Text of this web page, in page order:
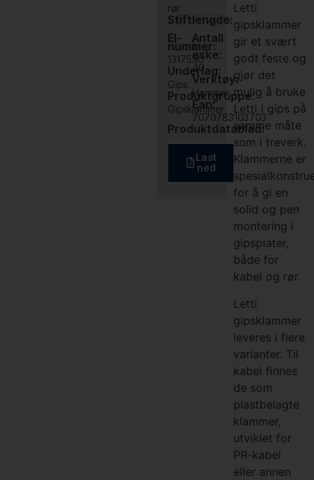
rør
Stiftlengde:
El-
nummer:
1317590
Underlag:
Gips
Produktgruppe:
Gipsklammer
Antall
i
eske:
40
Verktøy:
Hammer
Ean:
7070783103703
Produktdatablad:
Last
ned
Letti
gipsklammer
gir et svært
godt feste og
gjør det
mulig å bruke
Letti i gips på
samme måte
som i treverk.
Klammerne er
for å gi en
solid og pen
montering i
gipsplater,
både for
kabel og rør.
Letti
gipsklammer
leveres i flere
varianter. Til
kabel finnes
de som
plastbelagte
klammer,
utviklet for
PR-kabel
eller annen